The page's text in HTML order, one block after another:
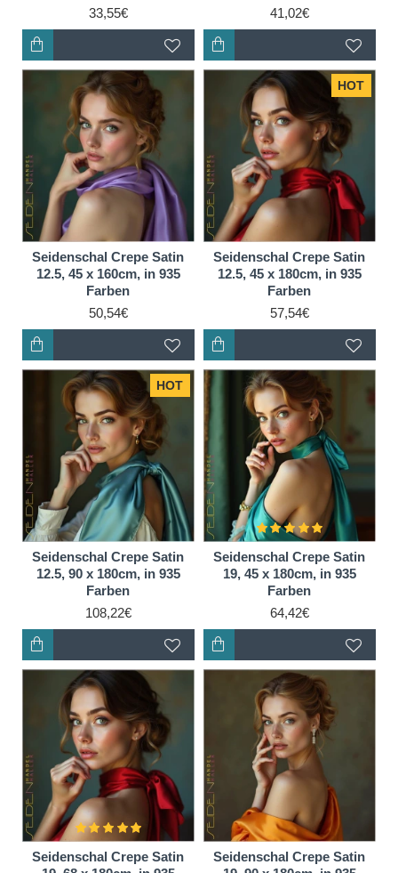
33,55€
41,02€
Seidenschal Crepe Satin
12.5, 45 x 160cm, in 935
Farben
50,54€
HOT
Seidenschal Crepe Satin
12.5, 45 x 180cm, in 935
Farben
57,54€
HOT
Seidenschal Crepe Satin
12.5, 90 x 180cm, in 935
Farben
108,22€
Seidenschal Crepe Satin
19, 45 x 180cm, in 935
Farben
64,42€
Seidenschal Crepe Satin
Seidenschal Crepe Satin